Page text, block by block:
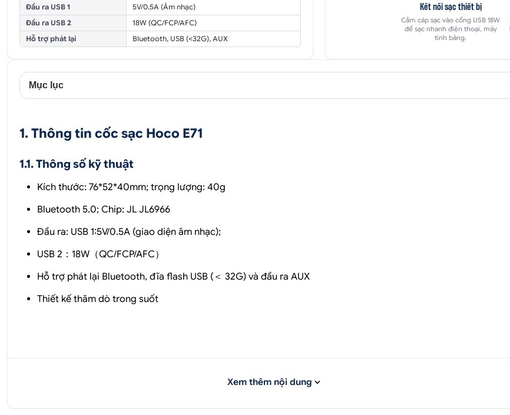
Đầu ra USB 1
5V/0.5A (Âm nhạc)
Đầu ra USB 2
18W (QC/FCP/AFC)
Hỗ trợ phát lại
Bluetooth, USB (<32G), AUX
Kết nối sạc thiết bị
Cắm cáp sạc vào cổng USB 18W
để sạc nhanh điện thoại, máy
tính bảng.
Mục lục
1. Thông tin cốc sạc Hoco E71
1.1. Thông số kỹ thuật
Kích thước: 76*52*40mm; trọng lượng: 40g
Bluetooth 5.0; Chip: JL JL6966
Đầu ra: USB 1:5V/0.5A (giao diện âm nhạc);
USB 2：18W（QC/FCP/AFC）
Hỗ trợ phát lại Bluetooth, đĩa flash USB (＜ 32G) và đầu ra AUX
Thiết kế thăm dò trong suốt
Xem thêm nội dung